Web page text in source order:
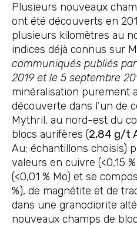
Plusieurs nouveaux
ont été découverts en
plusieurs kilomètres au
indices déjà connus sur
communiqués publiés
2019 et le 5 septembre
minéralisation purement
découverte dans l’un de
Mythril, au nord-est du
blocs aurifères (2,84 g/t
Au; échantillons choisis)
valeurs en cuivre (<0,15
(<0,01 % Mo) et se
%), de magnétite et de
dans une granodiorite
nouveaux champs de